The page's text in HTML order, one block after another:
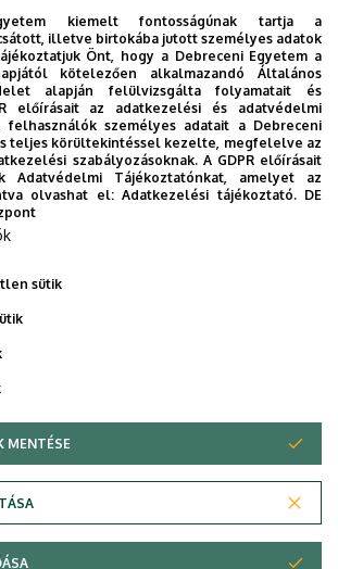
Egyetem tér 1.
labor épület, 1. emelet, 1.408
kiemelt fontosságúnak tartja a
illetve birtokába jutott személyes adatok
Önt, hogy a Debreceni Egyetem a
kötelezően alkalmazandó Általános
alapján felülvizsgálta folyamatait és
előírásait az adatkezelési és adatvédelmi
felhasználók személyes adatait a Debreceni
teljes körültekintéssel kezelte, megfelelve az
szabályozásoknak. A GDPR előírásait
Adatvédelmi Tájékoztatónkat, amelyet az
olvashat el:Adatkezelési tájékoztató. DE
sütik
MENTÉSE